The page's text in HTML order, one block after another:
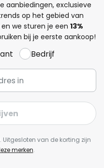
aanbiedingen, exclusieve
op het gebied van
we sturen je een 13%
bij je eerste aankoop!
Bedrijf
van de korting zijn
merken.